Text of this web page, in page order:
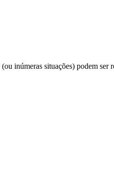
inúmeras situações) podem